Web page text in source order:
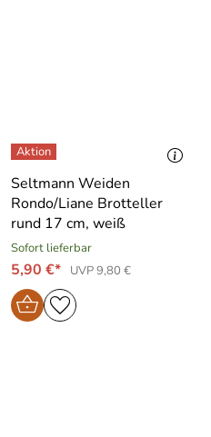
Seltmann Weiden
Rondo/Liane Brotteller
rund 17 cm, weiß
Sofort lieferbar
5,90 €* UVP 9,80 €